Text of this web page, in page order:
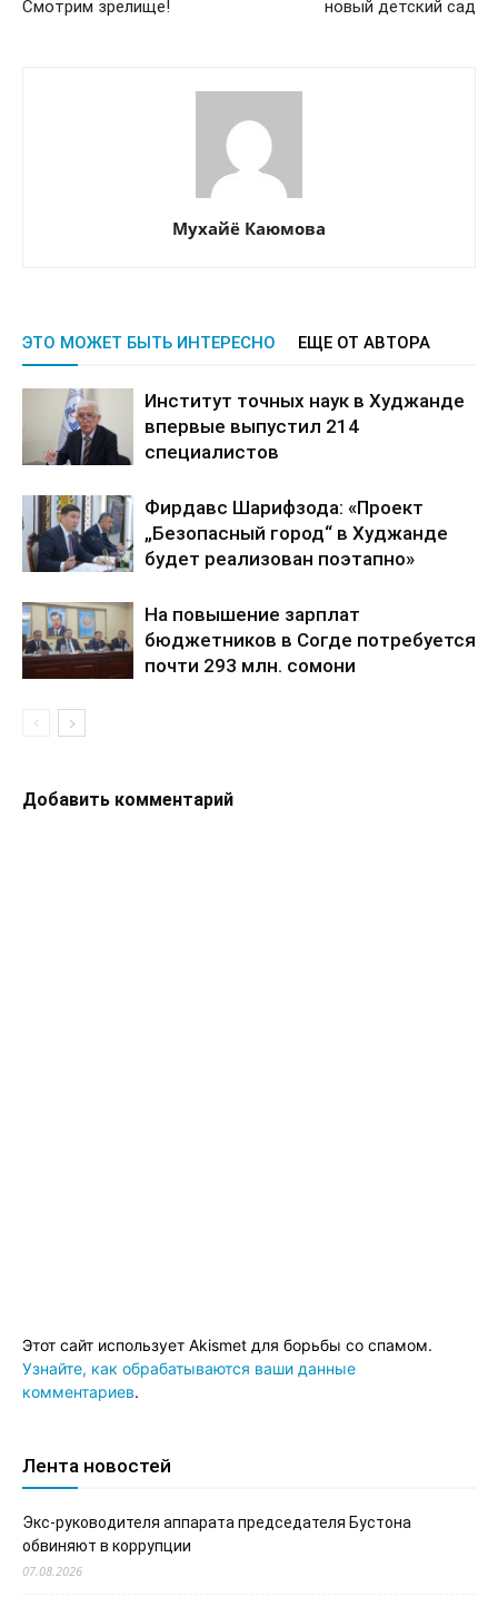
Смотрим зрелище! новый детский сад
Мухайё Каюмова
ЭТО МОЖЕТ БЫТЬ ИНТЕРЕСНО ЕЩЕ ОТ АВТОРА
Институт точных наук в Худжанде
впервые выпустил 214
специалистов
Фирдавс Шарифзода: «Проект
„Безопасный город“ в Худжанде
будет реализован поэтапно»
На повышение зарплат
бюджетников в Согде потребуется
почти 293 млн. сомони
Добавить комментарий
Этот сайт использует Akismet для борьбы со спамом.
Узнайте, как обрабатываются ваши данные
комментариев.
Лента новостей
Экс-руководителя аппарата председателя Бустона
обвиняют в коррупции
07.08.2026